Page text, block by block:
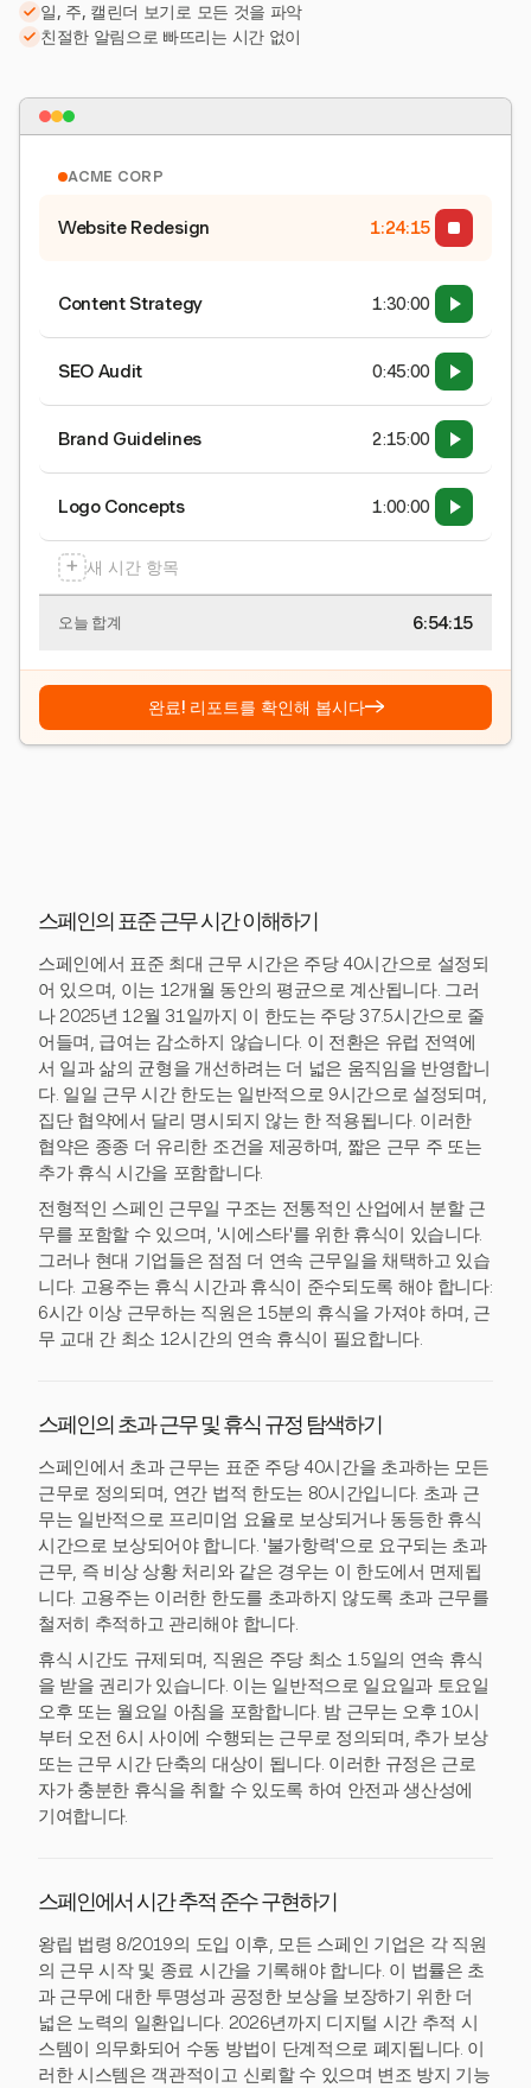
일, 주, 캘린더 보기로 모든 것을 파악
친절한 알림으로 빠뜨리는 시간 없이
ACME CORP
Website Redesign 1:24:15
Content Strategy 1:30:00
SEO Audit 0:45:00
Brand Guidelines 2:15:00
Logo Concepts 1:00:00
+ 새 시간 항목
오늘 합계 6:54:15
완료! 리포트를 확인해 봅시다→
스페인의 표준 근무 시간 이해하기
스페인에서 표준 최대 근무 시간은 주당 40시간으로 설정되
어 있으며, 이는 12개월 동안의 평균으로 계산됩니다. 그러
나 2025년 12월 31일까지 이 한도는 주당 37.5시간으로 줄
어들며, 급여는 감소하지 않습니다. 이 전환은 유럽 전역에
서 일과 삶의 균형을 개선하려는 더 넓은 움직임을 반영합니
다. 일일 근무 시간 한도는 일반적으로 9시간으로 설정되며,
집단 협약에서 달리 명시되지 않는 한 적용됩니다. 이러한
협약은 종종 더 유리한 조건을 제공하며, 짧은 근무 주 또는
추가 휴식 시간을 포함합니다.
전형적인 스페인 근무일 구조는 전통적인 산업에서 분할 근
무를 포함할 수 있으며, '시에스타'를 위한 휴식이 있습니다.
그러나 현대 기업들은 점점 더 연속 근무일을 채택하고 있습
니다. 고용주는 휴식 시간과 휴식이 준수되도록 해야 합니다:
6시간 이상 근무하는 직원은 15분의 휴식을 가져야 하며, 근
무 교대 간 최소 12시간의 연속 휴식이 필요합니다.
스페인의 초과 근무 및 휴식 규정 탐색하기
스페인에서 초과 근무는 표준 주당 40시간을 초과하는 모든
근무로 정의되며, 연간 법적 한도는 80시간입니다. 초과 근
무는 일반적으로 프리미엄 요율로 보상되거나 동등한 휴식
시간으로 보상되어야 합니다. '불가항력'으로 요구되는 초과
근무, 즉 비상 상황 처리와 같은 경우는 이 한도에서 면제됩
니다. 고용주는 이러한 한도를 초과하지 않도록 초과 근무를
철저히 추적하고 관리해야 합니다.
휴식 시간도 규제되며, 직원은 주당 최소 1.5일의 연속 휴식
을 받을 권리가 있습니다. 이는 일반적으로 일요일과 토요일
오후 또는 월요일 아침을 포함합니다. 밤 근무는 오후 10시
부터 오전 6시 사이에 수행되는 근무로 정의되며, 추가 보상
또는 근무 시간 단축의 대상이 됩니다. 이러한 규정은 근로
자가 충분한 휴식을 취할 수 있도록 하여 안전과 생산성에
기여합니다.
스페인에서 시간 추적 준수 구현하기
왕립 법령 8/2019의 도입 이후, 모든 스페인 기업은 각 직원
의 근무 시작 및 종료 시간을 기록해야 합니다. 이 법률은 초
과 근무에 대한 투명성과 공정한 보상을 보장하기 위한 더
넓은 노력의 일환입니다. 2026년까지 디지털 시간 추적 시
스템이 의무화되어 수동 방법이 단계적으로 폐지됩니다. 이
러한 시스템은 객관적이고 신뢰할 수 있으며 변조 방지 기능